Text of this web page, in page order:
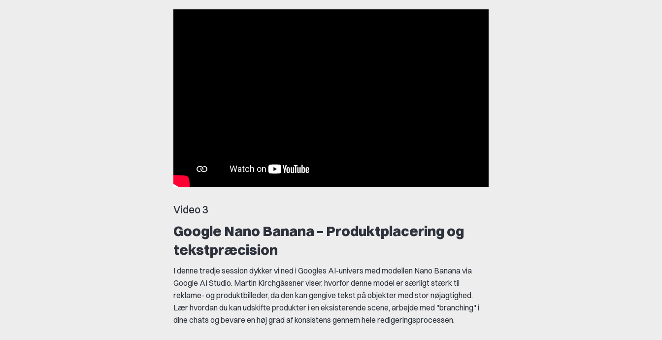
Video 3
Google Nano Banana – Produktplacering og
tekstpræcision
I denne tredje session dykker vi ned i Googles AI-univers med modellen Nano Bananavia
Google AI Studio. Martin Kirchgässner viser, hvorfor denne model er særligt stærk til
reklame- og produktbilleder, da den kan gengive tekst på objekter med stor nøjagtighed.
Lær hvordan du kan udskifte produkter i en eksisterende scene, arbejde med "branching" i
dine chats og bevare en høj grad af konsistens gennem hele redigeringsprocessen.